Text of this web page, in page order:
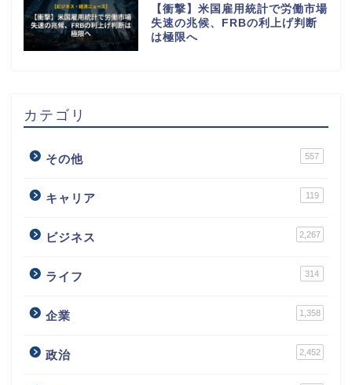
【衝撃】米国雇用統計で労働市場
失速の兆候、FRBの利上げ判断
は極限へ
カテゴリ
その他 557
キャリア 119
ビジネス 2,267
ライフ 314
企業 1,358
政治 2,452